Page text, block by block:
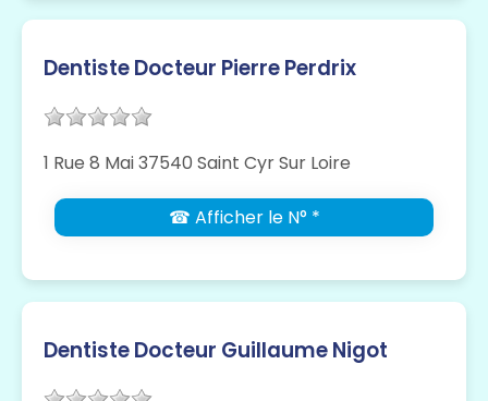
Dentiste Docteur Pierre Perdrix
1 Rue 8 Mai 37540 Saint Cyr Sur Loire
☎ Afficher le N° *
Dentiste Docteur Guillaume Nigot